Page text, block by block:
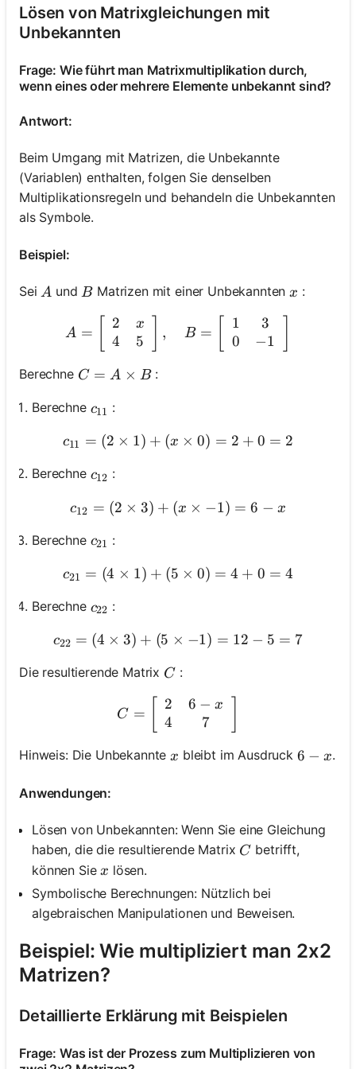
Lösen von Matrixgleichungen mit
Unbekannten
Frage: Wie führt man Matrixmultiplikation durch,
wenn eines oder mehrere Elemente unbekannt sind?
Antwort:
Beim Umgang mit Matrizen, die Unbekannte
(Variablen) enthalten, folgen Sie denselben
Multiplikationsregeln und behandeln die Unbekannten
als Symbole.
Beispiel:
Sei A
A und B
B Matrizen mit einer Unbekanntenx
x :
A =
2
4
x
5
, B =
1
0
3
−1
Berechne C=A \times B
C = A × B:
Berechne c_{11}
c11 :
c_{11}=(2 \times 1)+(x
c11 = (2 × 1) + (x × 0) = 2 + 0 = 2
Berechne c_{12}
c12 :
c_{12}=(2 \times 3)+(x
c12 = (2 × 3) + (x × −1) = 6 − x
Berechne c_{21}
c21 :
c_{21}=(4 \times 1)+(5
c21 = (4 × 1) + (5 × 0) = 4 + 0 = 4
Berechne c_{22}
c22 :
c_{22}=(4 \times 3)+(5
c22 = (4 × 3) + (5 × −1) = 12 − 5 = 7
Die resultierende Matrix C
C :
C =
2
4
6 − x
7
Hinweis: Die Unbekanntex
x bleibt im Ausdruck 6-x
6 − x.
Anwendungen:
Lösen von Unbekannten: Wenn Sie eine Gleichung
haben, die die resultierende Matrix C
C betrifft,
können Siex
x lösen.
Symbolische Berechnungen: Nützlich bei
algebraischen Manipulationen und Beweisen.
Beispiel: Wie multipliziert man 2x2
Matrizen?
Detaillierte Erklärung mit Beispielen
Frage: Was ist der Prozess zum Multiplizieren von